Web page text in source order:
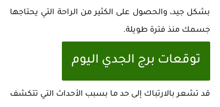
بشكل جيد، والحصول على الكثير من الراحة التي يحتاجها
جسمك منذ فترة طويلة.
توقعات برج الجدي اليوم
قد تشعر بالارتباك إلى حد ما بسبب الأحداث التي تتكشف